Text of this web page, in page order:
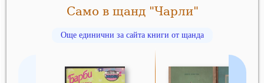
Само в щанд "Чарли"
Още единични за сайта книги от щанда